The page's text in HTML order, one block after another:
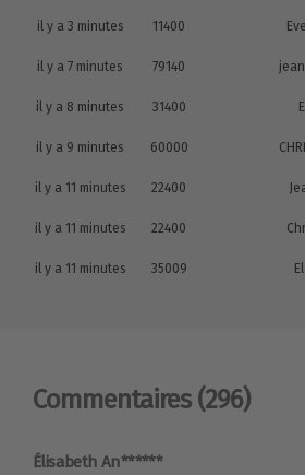
il y a 3 minutes 11400
il y a 7 minutes 79140
il y a 8 minutes 31400
il y a 9 minutes 60000
il y a 11 minutes 22400
il y a 11 minutes 22400
il y a 11 minutes 35009
Commentaires (296)
Élisabeth An******